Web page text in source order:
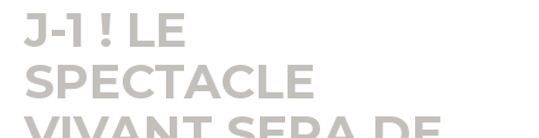
J-1 ! LE
SPECTACLE